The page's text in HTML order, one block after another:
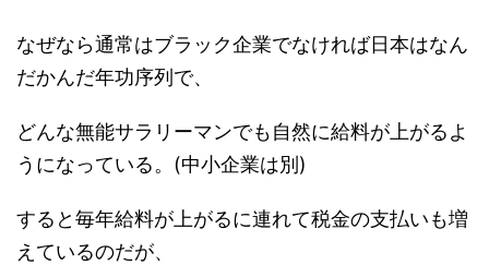
なぜなら通常はブラック企業でなければ日本はなん
だかんだ年功序列で、
どんな無能サラリーマンでも自然に給料が上がるよ
うになっている。(中小企業は別)
すると毎年給料が上がるに連れて税金の支払いも増
えているのだが、